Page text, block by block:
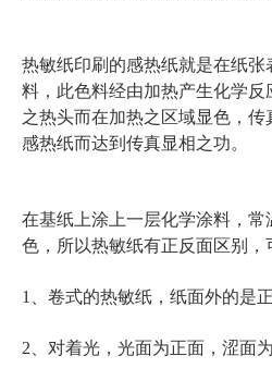
热敏纸印刷的感热纸就是在纸张
料，此色料经由加热产生化学
之热头而在加热之区域显色，
感热纸而达到传真显相之功。
在基纸上涂上一层化学涂料，
色，所以热敏纸有正反面区别，
1、卷式的热敏纸，纸面外的是
2、对着光，光面为正面，涩面为